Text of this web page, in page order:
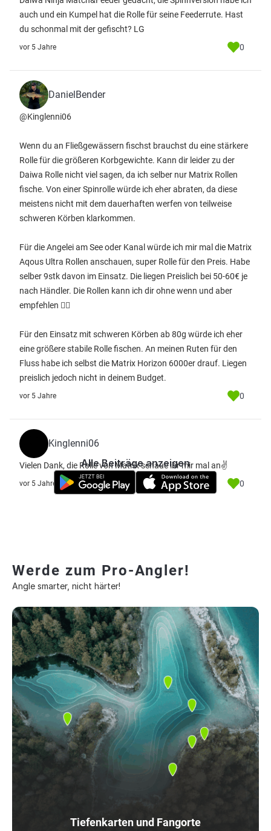
auch und ein Kumpel hat die Rolle für seine Feederrute. Hast
du schonmal mit der gefischt? LG
vor 5 Jahre 0
DanielBender
@Kinglenni06
Wenn du an Fließgewässern fischst brauchst du eine stärkere
Rolle für die größeren Korbgewichte. Kann dir leider zu der
Daiwa Rolle nicht viel sagen, da ich selber nur Matrix Rollen
fische. Von einer Spinrolle würde ich eher abraten, da diese
meistens nicht mit dem dauerhaften werfen von teilweise
schweren Körben klarkommen.
Für die Angelei am See oder Kanal würde ich mir mal die Matrix
Aqous Ultra Rollen anschauen, super Rolle für den Preis. Habe
selber 9stk davon im Einsatz. Die liegen Preislich bei 50-60€ je
nach Händler. Die Rollen kann ich dir ohne wenn und aber
empfehlen 👍🏻
Für den Einsatz mit schweren Körben ab 80g würde ich eher
eine größere stabile Rolle fischen. An meinen Ruten für den
Fluss habe ich selbst die Matrix Horizon 6000er drauf. Liegen
preislich jedoch nicht in deinem Budget.
vor 5 Jahre 0
Kinglenni06
Vielen Dank, die Rolle von Matrix schaue ihr mir mal an✌
vor 5 Jahre 0
Alle Beiträge anzeigen
Werde zum Pro-Angler!
Angle smarter, nicht härter!
Tiefenkarten und Fangorte